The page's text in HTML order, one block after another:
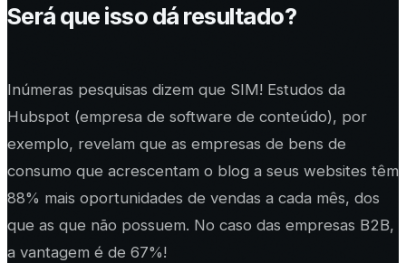
Será que isso dá resultado?
Inúmeras pesquisas dizem que SIM! Estudos da
Hubspot (empresa de software de conteúdo), por
exemplo, revelam que as empresas de bens de
consumo que acrescentam o blog a seus websites têm
88% mais oportunidades de vendas a cada mês, dos
que as que não possuem. No caso das empresas B2B,
a vantagem é de 67%!